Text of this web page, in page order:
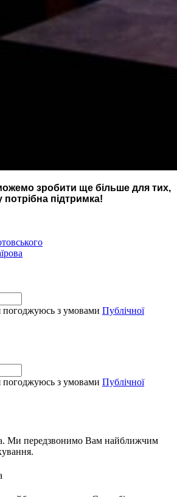
зробити ще більше для тих,
потрібна підтримка!
з умовами Публічної
з умовами Публічної
Ми передзвонимо Вам найближчим